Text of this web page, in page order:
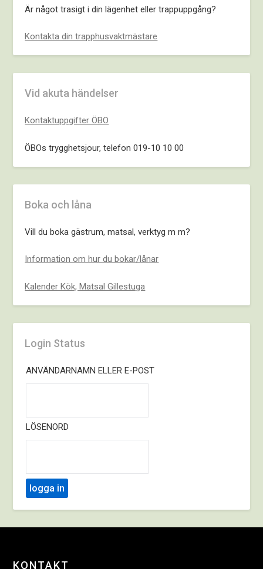
Är något trasigt i din lägenhet eller trappuppgång?
Kontakta din trapphusvaktmästare
Vid akuta händelser
Kontaktuppgifter ÖBO
ÖBOs trygghetsjour, telefon 019-10 10 00
Boka och låna
Vill du boka gästrum, matsal, verktyg m m?
Information om hur du bokar/lånar
Kalender Kök, Matsal Gillestuga
Login Status
ANVÄNDARNAMN ELLER E-POST
LÖSENORD
KONTAKT